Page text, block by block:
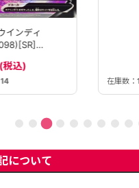
ンディ
込)
在庫数： 14
について